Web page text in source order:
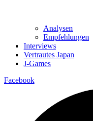
Analysen
Empfehlungen
Interviews
Vertrautes Japan
J-Games
Facebook